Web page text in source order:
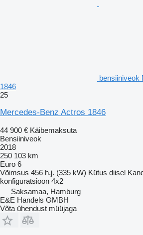
bensiiniveok
1846
25
Mercedes-Benz Actros 1846
44 900 € Käibemaksuta
Bensiiniveok
2018
250 103 km
Euro 6
Võimsus 456 h.j. (335 kW) Kütus diisel
konfiguratsioon 4x2
Saksamaa, Hamburg
E&E Handels GMBH
Võta ühendust müüjaga